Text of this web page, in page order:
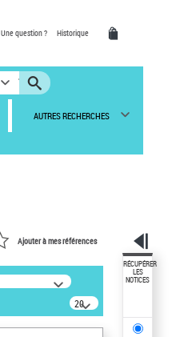
Une question ? Historique
AUTRES RECHERCHES
Ajouter à mes références
20
résultats/page
RÉCUPÉRER
LES
NOTICES